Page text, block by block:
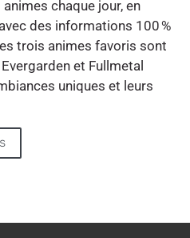
chaque jour, en
des informations 100 %
trois animes favoris sont
et Fullmetal
uniques et leurs